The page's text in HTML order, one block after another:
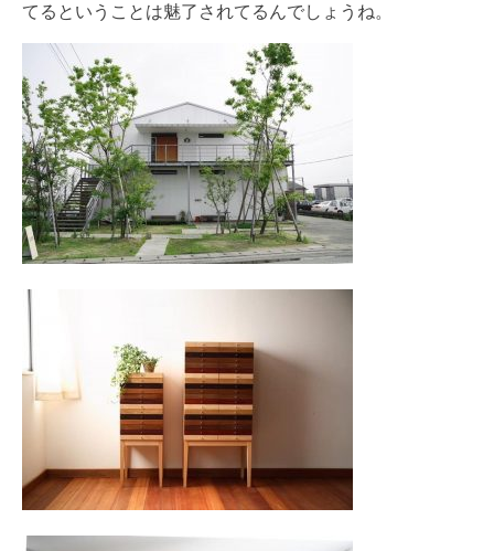
てるということは魅了されてるんでしょうね。